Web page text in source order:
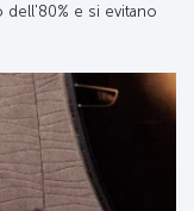
e si evitano